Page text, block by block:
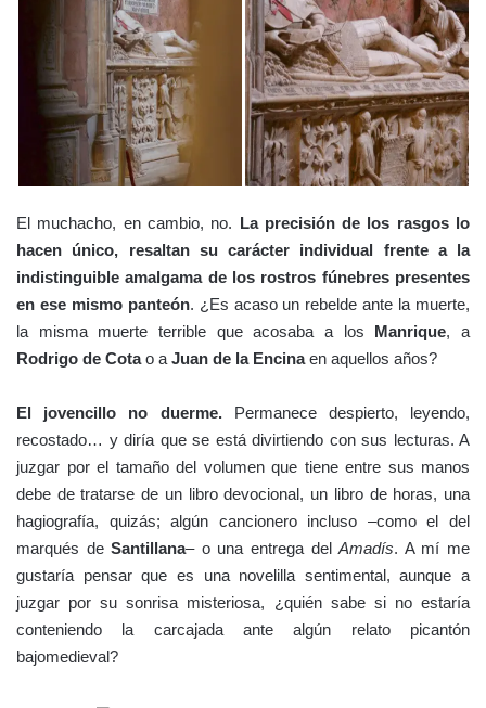
El muchacho, en cambio, no. La precisión de los rasgos lo
hacen único, resaltan su carácter individual frente a la
indistinguible amalgama de los rostros fúnebres presentes
en ese mismo panteón. ¿Es acaso un rebelde ante la muerte,
la misma muerte terrible que acosaba a los Manrique, a
Rodrigo de Cotao a Juan de la Encinaen aquellos años?
El jovencillo no duerme.Permanece despierto, leyendo,
recostado… y diría que se está divirtiendo con sus lecturas. A
juzgar por el tamaño del volumen que tiene entre sus manos
debe de tratarse de un libro devocional, un libro de horas, una
hagiografía, quizás; algún cancionero incluso –como el del
marqués deSantillana– o una entrega delAmadís. A mí me
gustaría pensar que es una novelilla sentimental, aunque a
juzgar por su sonrisa misteriosa, ¿quién sabe si no estaría
conteniendo la carcajada ante algún relato picantón
bajomedieval?